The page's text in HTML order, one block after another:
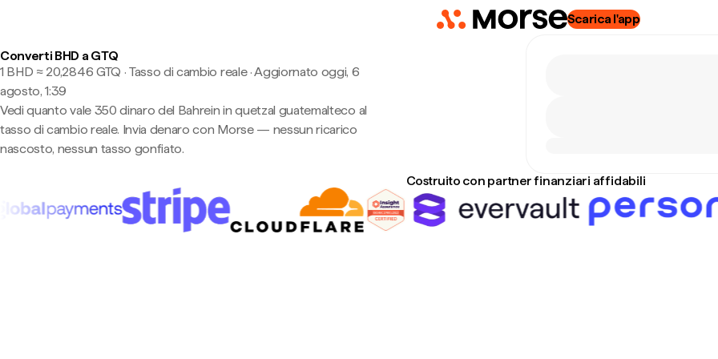
Scarica l'app
Converti BHD a GTQ
1 BHD ≈ 20,2846 GTQ · Tasso di cambio reale·Aggiornato oggi, 6
agosto, 1:39
Vedi quanto vale 350 dinaro del Bahrein in quetzal guatemalteco al
tasso di cambio reale. Invia denaro con Morse — nessun ricarico
nascosto, nessun tasso gonfiato.
Costruito con partner finanziari affidabili